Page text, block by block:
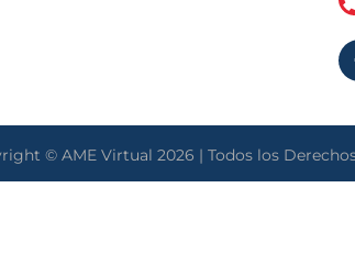
© AME Virtual 2026 | Todos los